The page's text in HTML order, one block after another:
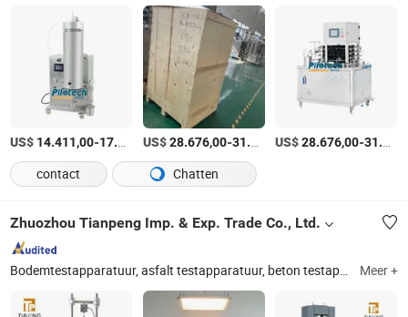
US$ 14.411,00-17.352,00 /unit
US$28.676,00-31.617,00 /set
US$28.676,00-31.617,00
contact Chatten
Zhuozhou Tianpeng Imp. & Exp. Trade Co., Ltd.
Bodemtestapparatuur, asfalt testapparatuur, beton testapparatuur, cement testapparatuur, steen en aggregaat testapparatuur, skidweerstand en wrijvings tester, testmal, dynamische proefinstallatie, Los Angeles slijtagetestmachine, asfalt bodem niet-nucleaire elektrische dichtheidsmeter Meer +